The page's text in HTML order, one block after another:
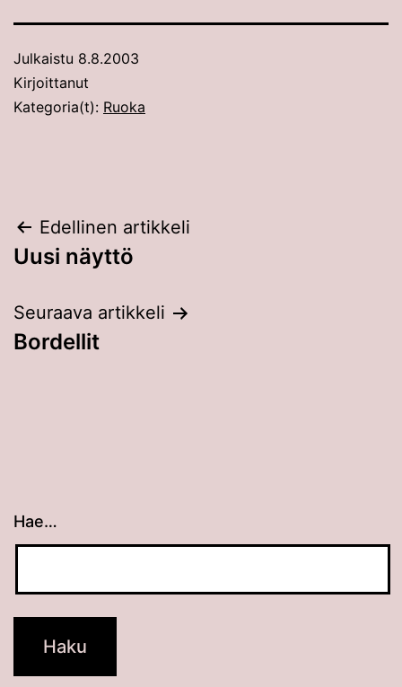
Julkaistu 8.8.2003
Kirjoittanut
Kategoria(t): Ruoka
Artikkelien
selaus
Edellinen artikkeli
Uusi näyttö
Seuraava artikkeli
Bordellit
Hae…
Kun tuloksia tulee, voit selata niitä